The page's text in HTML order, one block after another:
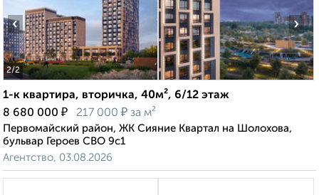
2/2
‹ ›
1-к квартира, вторичка, 40м², 6/12 этаж
8 680 000 ₽ 217 000 ₽ за м²
Первомайский район, ЖК Сияние Квартал на Шолохова,
бульвар Героев СВО 9с1
Агентство, 03.08.2026